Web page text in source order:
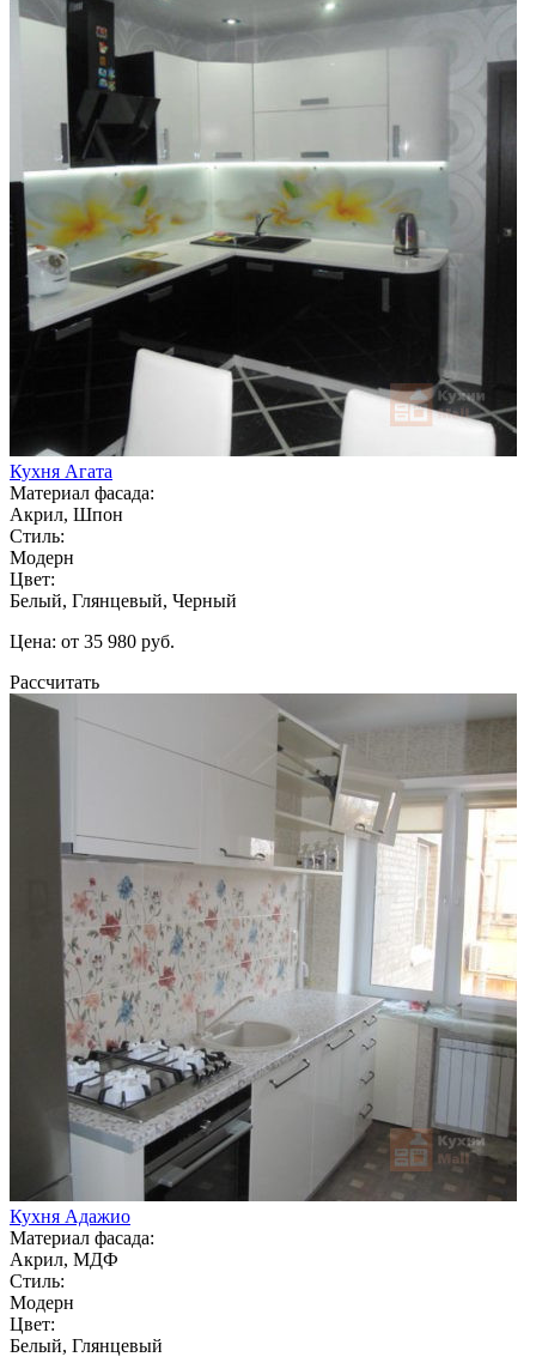
Кухня Агата
Материал фасада:
Акрил, Шпон
Стиль:
Модерн
Цвет:
Белый, Глянцевый, Черный
Цена: от 35 980 руб.
Рассчитать
Кухня Адажио
Материал фасада:
Акрил, МДФ
Стиль:
Модерн
Цвет:
Белый, Глянцевый